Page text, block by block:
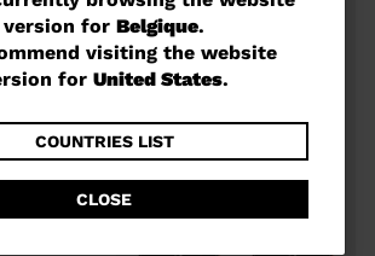
version for Belgique.
visiting the website
for United States.
COUNTRIES LIST
CLOSE